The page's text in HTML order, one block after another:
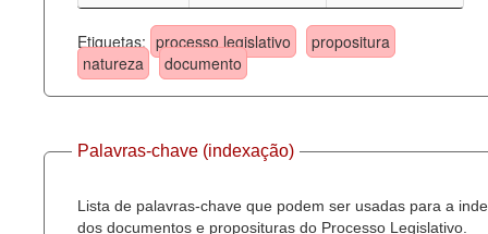
Etiquetas: processo legislativo
propositura
natureza
documento
Palavras-chave (indexação)
Lista de palavras-chave que podem ser usadas para a
dos documentos e proposituras do Processo Legislativo.